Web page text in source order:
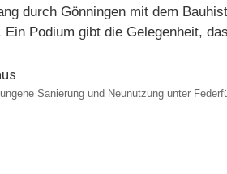
durch Gönningen mit dem
Podium gibt die Gelegenheit,
Sanierung und Neunutzung unter